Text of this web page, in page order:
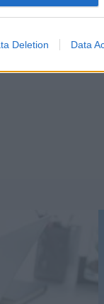
Deletion Data
és rejtett